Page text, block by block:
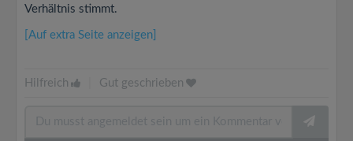
Verhältnis stimmt.
[Auf extra Seite anzeigen]
Hilfreich Gut geschrieben